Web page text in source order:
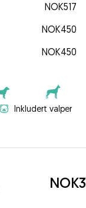
NOK517
NOK450
NOK450
Inkludert valper